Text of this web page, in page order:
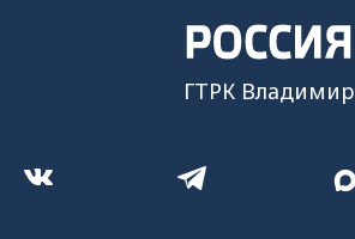
ГТРК Владимир